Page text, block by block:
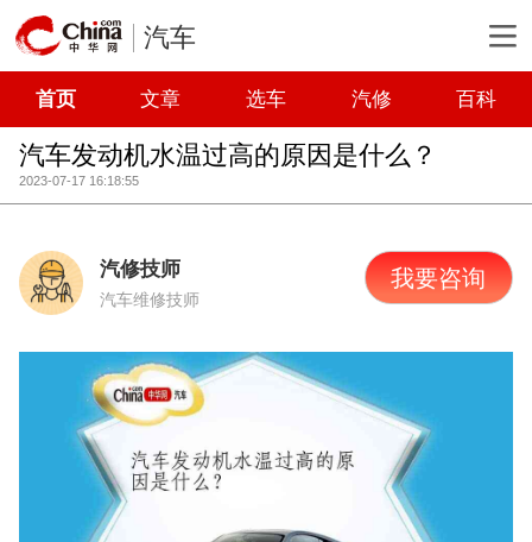
汽车
首页 文章 选车 汽修 百科
汽车发动机水温过高的原因是什么？
2023-07-17 16:18:55
汽修技师
汽车维修技师
我要咨询